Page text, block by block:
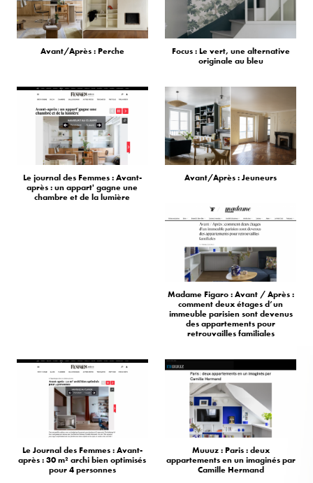
Avant/Après : Perche
Focus : Le vert, une alternative
originale au bleu
Le journal des Femmes : Avant-
après : un appart' gagne une
chambre et de la lumière
Avant/Après : Jeuneurs
Madame Figaro : Avant / Après :
comment deux étages d’un
immeuble parisien sont devenus
des appartements pour
retrouvailles familiales
Le Journal des Femmes : Avant-
après : 30 m² archi bien optimisés
pour 4 personnes
Muuuz : Paris : deux
appartements en un imaginés par
Camille Hermand